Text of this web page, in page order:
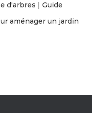
d'arbres | Guide
aménager un jardin